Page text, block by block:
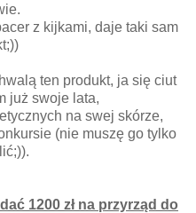
z kijkami, daje taki sam
ten produkt, ja się ciut
już swoje lata,
na swej skórze,
(nie muszę go tylko
1200 zł na przyrząd do